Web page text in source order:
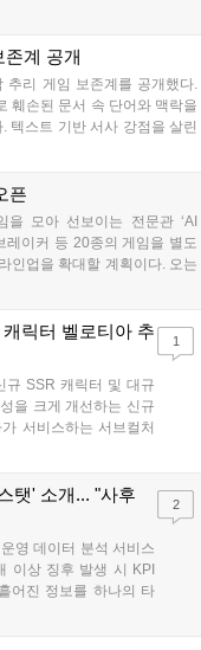
화를 위한 다중 크로노 스피
계 공개
리 게임 보존계를 공개했다.
훼손된 문서 속 단어와 맥락을
텍스트 기반 서사 강점을 살린
심이며, 현재 스팀 상점 페이
픈
을 모아 선보이는 전문관 ‘AI
레이커 등 20종의 게임을 별도
인업을 확대할 계획이다. 오는
하는 오픈 기념 이벤트도 진
에게 새로운 경험을 제공할 것
릭터 벨로티아 추
규 SSR 캐릭터 및 대규
을 크게 개선하는 신규
서비스하는 서브컬처
개설하고 신규 캐릭터
1
탯' 소개... "사후
영 데이터 분석 서비스
이상 징후 발생 시 KPI
어진 정보를 하나의 타
록 돕는 관제 허브입니
2